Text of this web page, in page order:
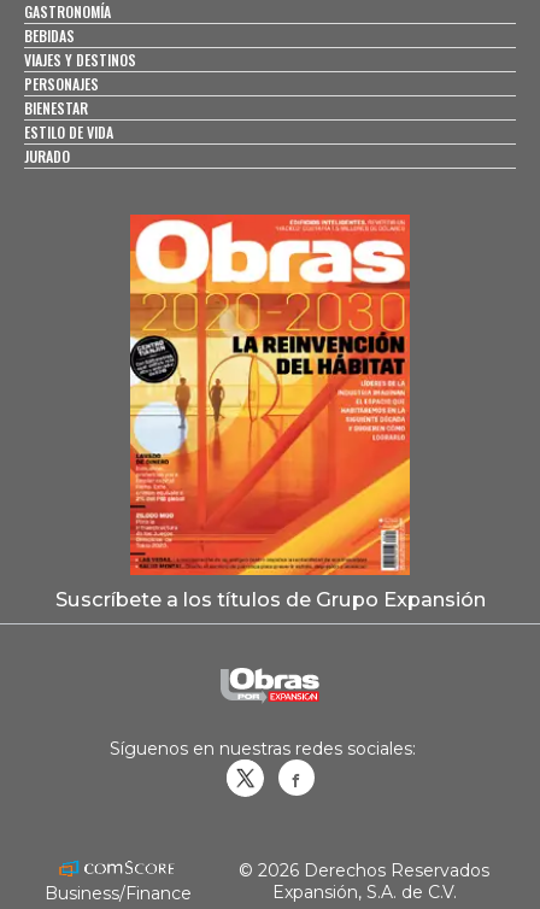
GASTRONOMÍA
BEBIDAS
VIAJES Y DESTINOS
PERSONAJES
BIENESTAR
ESTILO DE VIDA
JURADO
Suscríbete a los títulos de Grupo Expansión
Síguenos en nuestras redes sociales:
Business/Finance
© 2026 Derechos Reservados
Expansión, S.A. de C.V.